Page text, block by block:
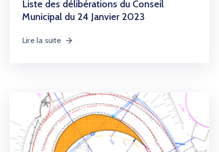
Liste des délibérations du Conseil
Municipal du 24 Janvier 2023
Lire la suite